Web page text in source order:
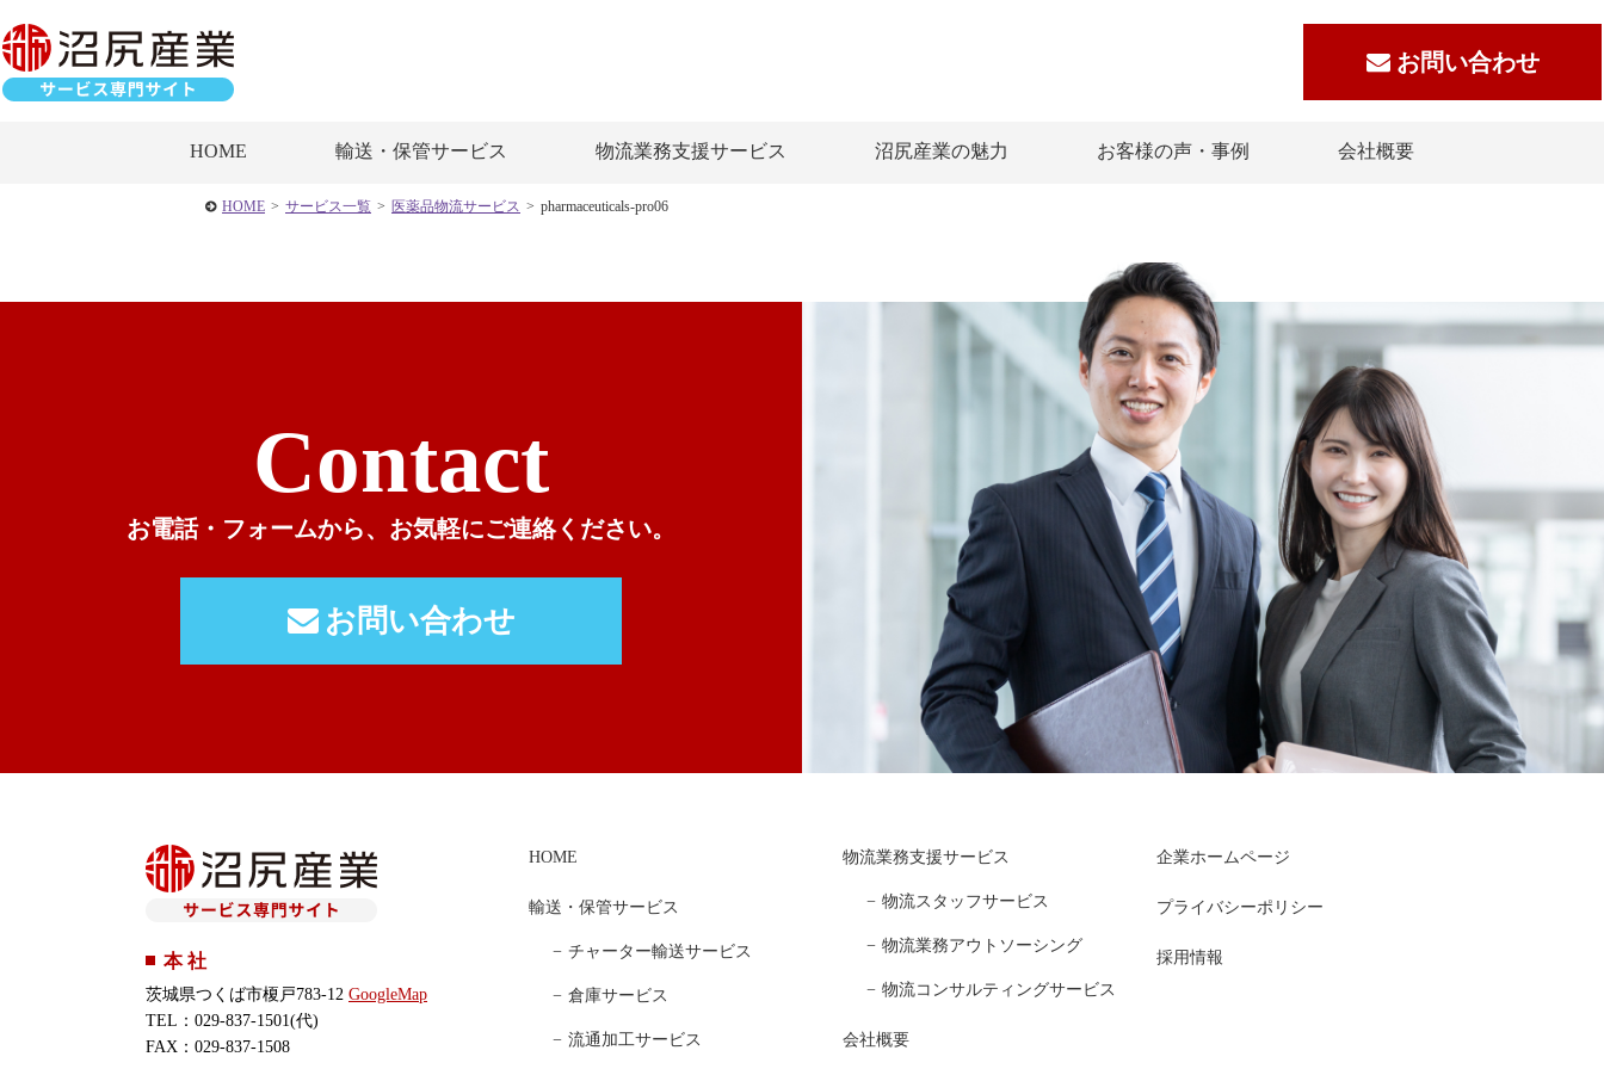
HOME 輸送・保管サービス 物流業務支援サービス 沼尻産業の魅力 お客様の声・事例 会社概要
お問い合わせ
HOME > サービス一覧 > 医薬品物流サービス > pharmaceuticals-pro06
Contact
お電話・フォームから、 お気軽にご連絡ください。
お問い合わせ
HOME
輸送・保管サービス
チャーター輸送サービス
倉庫サービス
流通加工サービス
物流業務支援サービス
物流スタッフサービス
物流業務アウトソーシング
物流コンサルティングサービス
会社概要
企業ホームページ
プライバシーポリシー
採用情報
本 社
茨城県つくば市榎戸783-12 GoogleMap
TEL：029-837-1501(代)
FAX：029-837-1508